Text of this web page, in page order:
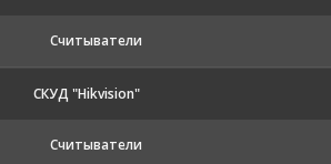
Считыватели
СКУД "Hikvision"
Считыватели